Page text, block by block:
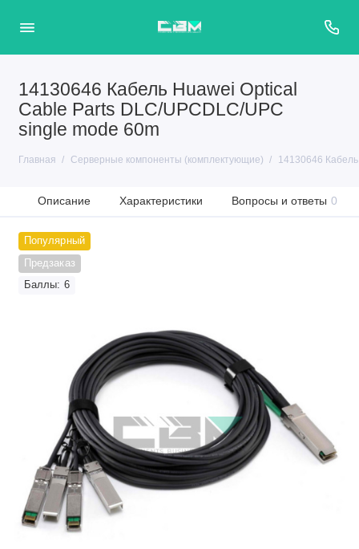
14130646 Кабель Huawei Optical
Cable Parts DLC/UPCDLC/UPC
single mode 60m
Главная Серверные компоненты (комплектующие) 14130646
Описание Характеристики Вопросы и ответы 0
Популярный
Предзаказ
Баллы: 6